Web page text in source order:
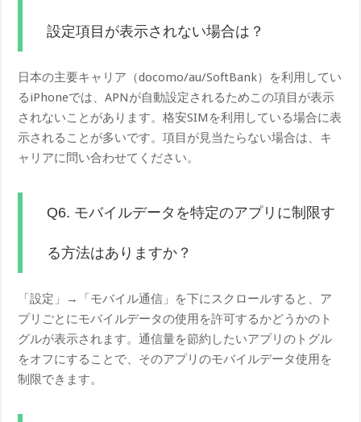
設定項目が表示されない場合は？
日本の主要キャリア（docomo/au/SoftBank）を利用してい
るiPhoneでは、APNが自動設定されるためこの項目が表示
されないことがあります。格安SIMを利用している場合に表
示されることが多いです。項目が見当たらない場合は、キ
ャリアに問い合わせてください。
Q6. モバイルデータを特定のアプリに制限す
る方法はありますか？
「設定」→「モバイル通信」を下にスクロールすると、ア
プリごとにモバイルデータの使用を許可するかどうかのト
グルが表示されます。通信量を節約したいアプリのトグル
をオフにすることで、そのアプリのモバイルデータ使用を
制限できます。